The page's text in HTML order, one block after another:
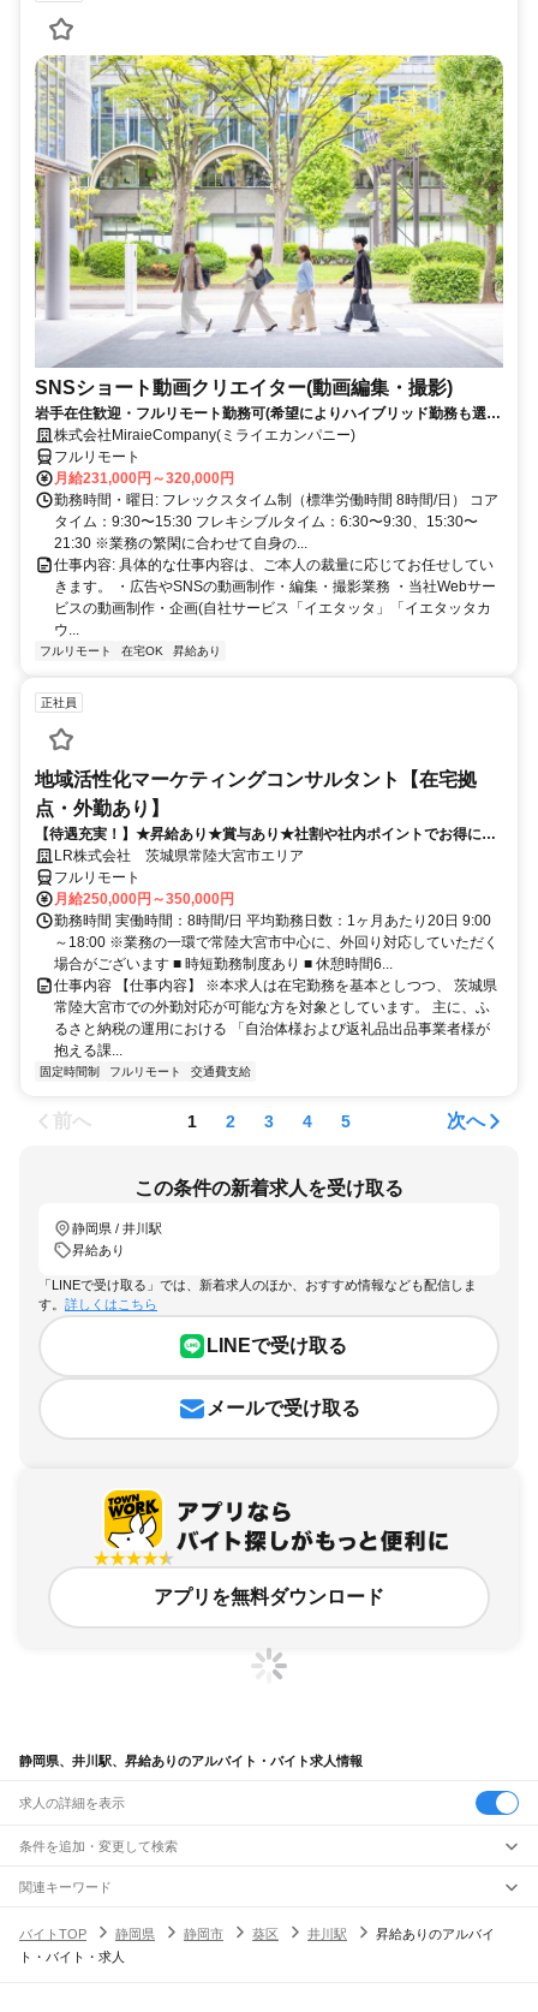
SNSショート動画クリエイター(動画編集・撮影)
岩手在住歓迎・フルリモート勤務可(希望によりハイブリッド勤務も選択
可能)株式会社MiraieCompany(ミライエカンパニー)
フルリモート
月給231,000円～320,000円
勤務時間・曜日: フレックスタイム制（標準労働時間 8時間/日） コア
タイム：9:30〜15:30 フレキシブルタイム：6:30〜9:30、15:30〜
21:30 ※業務の繁閑に合わせて自身の...
仕事内容: 具体的な仕事内容は、ご本人の裁量に応じてお任せしてい
きます。 ・広告やSNSの動画制作・編集・撮影業務 ・当社Webサー
ビスの動画制作・企画(自社サービス「イエタッタ」「イエタッタカ
ウ...
フルリモート 在宅OK 昇給あり
正社員
地域活性化マーケティングコンサルタント【在宅拠
点・外勤あり】
【待遇充実！】★昇給あり★賞与あり★社割や社内ポイントでお得に買
い物も！
LR株式会社 茨城県常陸大宮市エリア
フルリモート
月給250,000円～350,000円
勤務時間 実働時間：8時間/日 平均勤務日数：1ヶ月あたり20日 9:00
～18:00 ※業務の一環で常陸大宮市中心に、外回り対応していただく
場合がございます ■ 時短勤務制度あり ■ 休憩時間6...
仕事内容 【仕事内容】 ※本求人は在宅勤務を基本としつつ、 茨城県
常陸大宮市での外勤対応が可能な方を対象としています。 主に、ふ
るさと納税の運用における 「自治体様および返礼品出品事業者様が
抱える課...
固定時間制 フルリモート 交通費支給
前へ 1 2 3 4 5 次へ
この条件の新着求人を受け取る
静岡県 / 井川駅
昇給あり
「LINEで受け取る」では、新着求人のほか、おすすめ情報なども配信しま
す。 詳しくはこちら
LINEで受け取る
メールで受け取る
アプリを無料ダウンロード
静岡県、井川駅、昇給ありのアルバイト・バイト求人情報
求人の詳細を表示
条件を追加・変更して検索
市区町村を追加・変更
静岡県すべて
静岡市 すべて
駅を追加・変更
職種を追加・変更
関連キーワード
バイトTOP
静岡県 静岡市 葵区 井川駅
昇給ありのアルバイ
ト・バイト・求人